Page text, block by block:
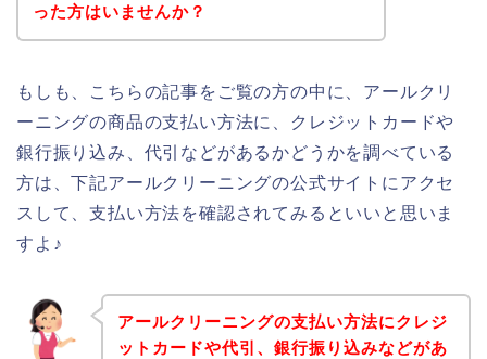
った方はいませんか？
もしも、こちらの記事をご覧の方の中に、アールクリ
ーニングの商品の支払い方法に、クレジットカードや
銀行振り込み、代引などがあるかどうかを調べている
方は、下記アールクリーニングの公式サイトにアクセ
スして、支払い方法を確認されてみるといいと思いま
すよ♪
アールクリーニングの支払い方法にクレジ
ットカードや代引、銀行振り込みなどがあ